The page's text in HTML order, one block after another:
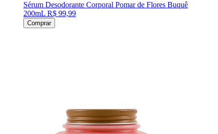
Sérum Desodorante Corporal Pomar de Flores Buquê
200mL R$ 99,99
Comprar